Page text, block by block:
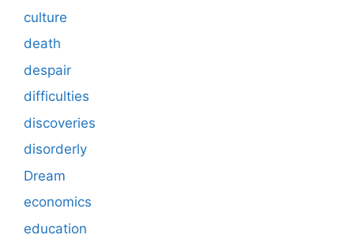
culture
death
despair
difficulties
discoveries
disorderly
Dream
economics
education